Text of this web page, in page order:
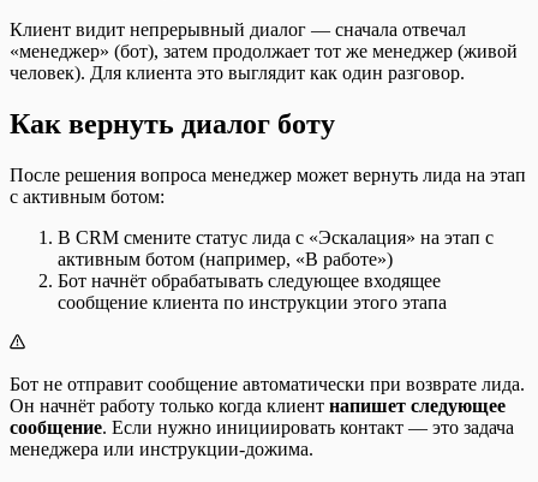
Клиент видит непрерывный диалог — сначала отвечал
«менеджер» (бот), затем продолжает тот же менеджер (живой
человек). Для клиента это выглядит как один разговор.
Как вернуть диалог боту
После решения вопроса менеджер может вернуть лида на этап
с активным ботом:
В CRM смените статус лида с «Эскалация» на этап с
активным ботом (например, «В работе»)
Бот начнёт обрабатывать следующее входящее
сообщение клиента по инструкции этого этапа
Бот не отправит сообщение автоматически при возврате лида.
Он начнёт работу только когда клиент напишет следующее
сообщение. Если нужно инициировать контакт — это задача
менеджера или инструкции-дожима.